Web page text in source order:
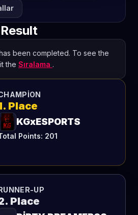
been completed. To see the
the Sıralama .
Place
KGxESPORTS
Points: 201
UP
Place